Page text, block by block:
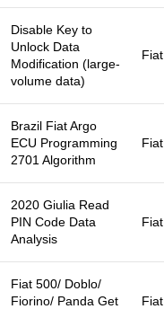
Disable Key to
Unlock Data
Modification (large-
volume data)
Fiat
Brazil Fiat Argo
ECU Programming
2701 Algorithm
Fiat
2020 Giulia Read
PIN Code Data
Analysis
Fiat
Fiat 500/ Doblo/
Fiorino/ Panda Get
Fiat